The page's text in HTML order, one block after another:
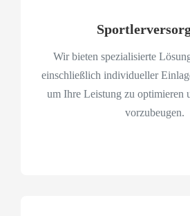
Wir bieten spezialisierte
einschließlich individueller
um Ihre Leistung zu optimieren
vorzubeugen.